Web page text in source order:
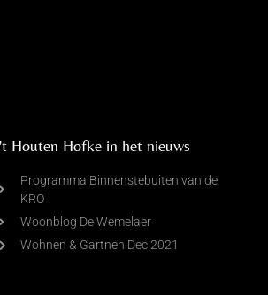
't Houten Hofke in het nieuws
Programma Binnenstebuiten van de
KRO
Woonblog De Wemelaer
Wohnen & Gartnen Dec 2021